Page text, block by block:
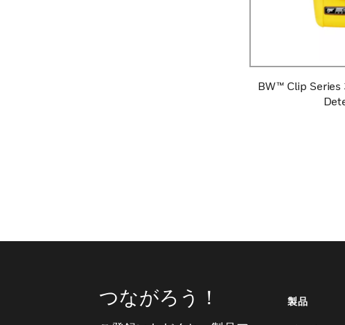
BW™ Clip Series
つながろう！ 製品